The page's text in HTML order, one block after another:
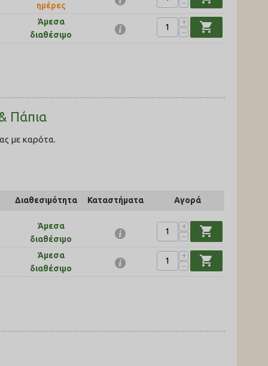
ημέρες
−
Άμεσα
διαθέσιμο
+
−
shopping_cart
Πάπια
με καρότα.
Διαθεσιμότητα Καταστήματα Αγορά
Άμεσα
διαθέσιμο
+
−
shopping_cart
Άμεσα
διαθέσιμο
+
−
shopping_cart